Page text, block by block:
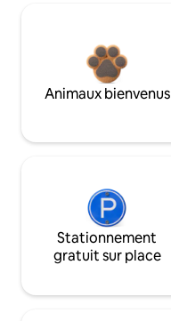
Animaux bienvenus
Stationnement
gratuit sur place